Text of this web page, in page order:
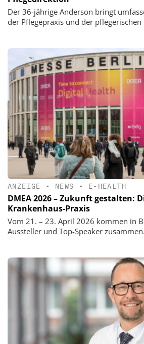
Der 36-jährige Anderson bringt
der Pflegepraxis und der
ANZEIGE • NEWS • E-HEALTH
DMEA 2026 – Zukunft gestalten:
Krankenhaus-Praxis
Vom 21. – 23. April 2026 kommen in
Aussteller und Top-Speaker zusammen.